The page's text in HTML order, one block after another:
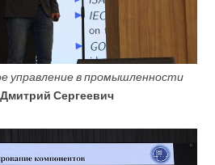
управление в промышленности
Сергеевич